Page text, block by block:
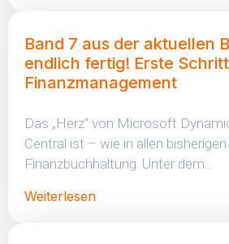
Band 7 aus der aktuellen
endlich fertig! Erste
Finanzmanagement
Das „Herz“ von Microsoft
Central ist – wie in allen
Finanzbuchhaltung. Unter dem...
Weiterlesen